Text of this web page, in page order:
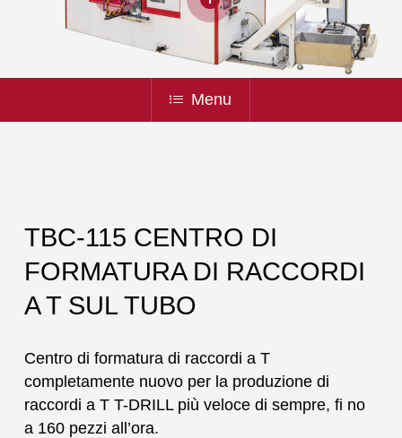
Menu
TBC-115 CENTRO DI
FORMATURA DI RACCORDI
A T SUL TUBO
Centro di formatura di raccordi a T
completamente nuovo per la produzione di
raccordi a T T-DRILL più veloce di sempre, fi no
a 160 pezzi all’ora.